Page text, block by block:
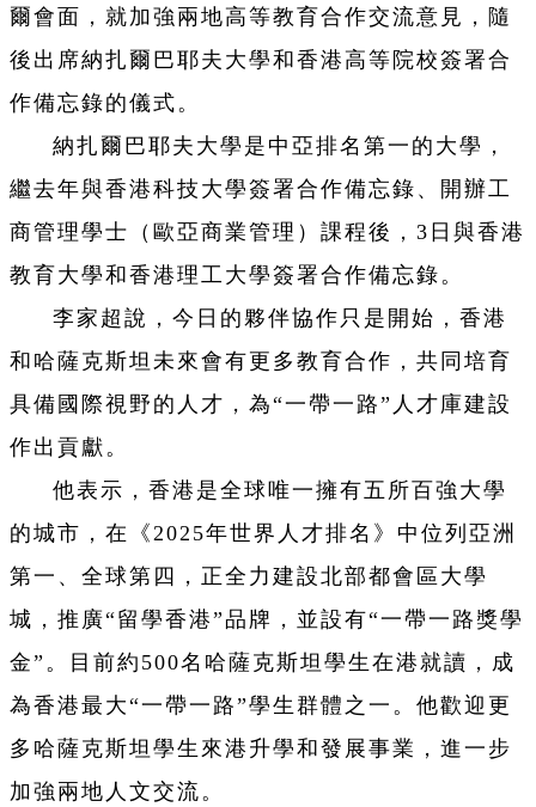
爾會面，就加強兩地高等教育合作交流意見，隨
後出席納扎爾巴耶夫大學和香港高等院校簽署合
作備忘錄的儀式。
納扎爾巴耶夫大學是中亞排名第一的大學，
繼去年與香港科技大學簽署合作備忘錄、開辦工
商管理學士（歐亞商業管理）課程後，3日與香港
教育大學和香港理工大學簽署合作備忘錄。
李家超說，今日的夥伴協作只是開始，香港
和哈薩克斯坦未來會有更多教育合作，共同培育
具備國際視野的人才，為“一帶一路”人才庫建設
作出貢獻。
他表示，香港是全球唯一擁有五所百強大學
的城市，在《2025年世界人才排名》中位列亞洲
第一、全球第四，正全力建設北部都會區大學
城，推廣“留學香港”品牌，並設有“一帶一路獎學
金”。目前約500名哈薩克斯坦學生在港就讀，成
為香港最大“一帶一路”學生群體之一。他歡迎更
多哈薩克斯坦學生來港升學和發展事業，進一步
加強兩地人文交流。